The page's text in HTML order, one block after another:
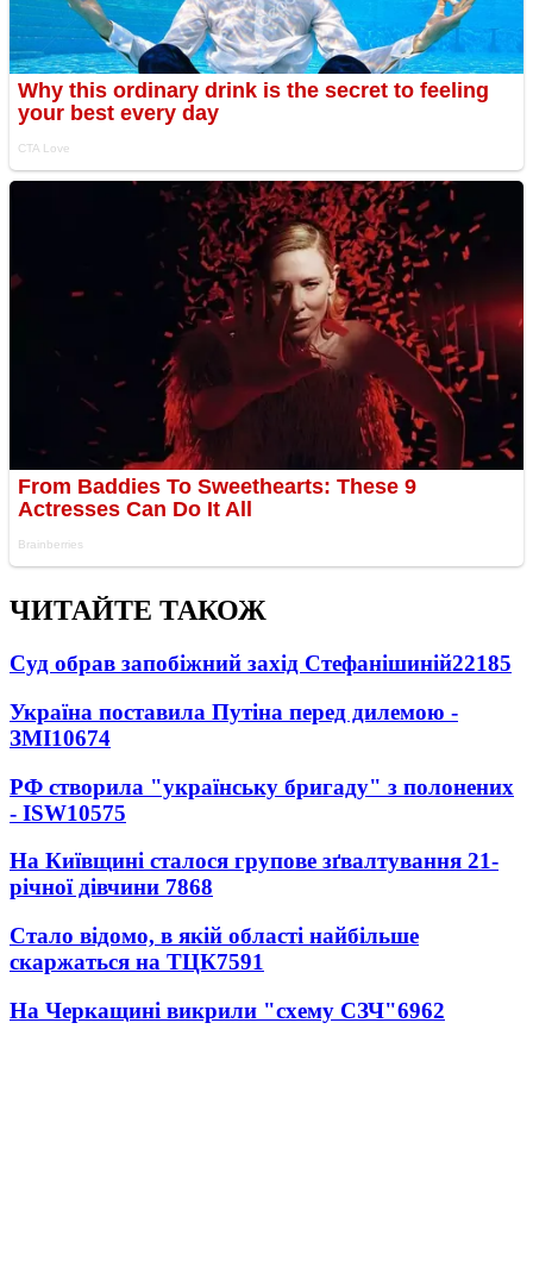
ЧИТАЙТЕ ТАКОЖ
Суд обрав запобіжний захід Стефанішиній22185
Україна поставила Путіна перед дилемою -
ЗМІ10674
РФ створила "українську бригаду" з полонених
- ISW10575
На Київщині сталося групове зґвалтування 21-
річної дівчини 7868
Стало відомо, в якій області найбільше
скаржаться на ТЦК7591
На Черкащині викрили "схему СЗЧ"6962